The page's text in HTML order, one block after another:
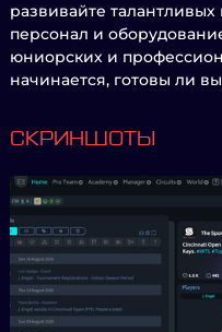
развивайте
персонал и
юниорских и
начинается, готовы ли
СКРИНШОТЫ